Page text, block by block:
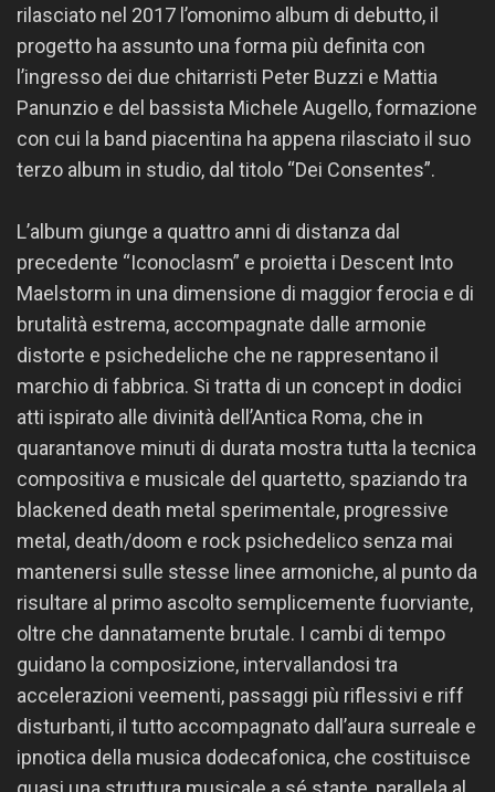
rilasciato nel 2017 l’omonimo album di debutto, il
progetto ha assunto una forma più definita con
l’ingresso dei due chitarristi Peter Buzzi e Mattia
Panunzio e del bassista Michele Augello, formazione
con cui la band piacentina ha appena rilasciato il suo
terzo album in studio, dal titolo “Dei Consentes”.
L’album giunge a quattro anni di distanza dal
precedente “Iconoclasm” e proietta i Descent Into
Maelstorm in una dimensione di maggior ferocia e di
brutalità estrema, accompagnate dalle armonie
distorte e psichedeliche che ne rappresentano il
marchio di fabbrica. Si tratta di un concept in dodici
atti ispirato alle divinità dell’Antica Roma, che in
quarantanove minuti di durata mostra tutta la tecnica
compositiva e musicale del quartetto, spaziando tra
blackened death metal sperimentale, progressive
metal, death/doom e rock psichedelico senza mai
mantenersi sulle stesse linee armoniche, al punto da
risultare al primo ascolto semplicemente fuorviante,
oltre che dannatamente brutale. I cambi di tempo
guidano la composizione, intervallandosi tra
accelerazioni veementi, passaggi più riflessivi e riff
disturbanti, il tutto accompagnato dall’aura surreale e
ipnotica della musica dodecafonica, che costituisce